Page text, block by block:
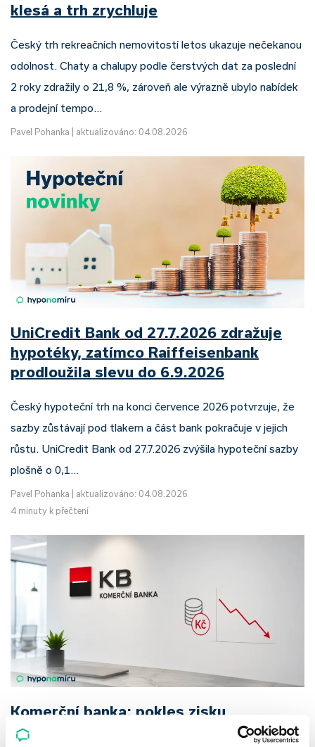
klesá a trh zrychluje
Český trh rekreačních nemovitostí letos ukazuje nečekanou
odolnost. Chaty a chalupy podle čerstvých dat za poslední
2 roky zdražily o 21,8 %, zároveň ale výrazně ubylo nabídek
a prodejní tempo…
Pavel Pohanka aktualizováno: 04.08.2026
UniCredit Bank od 27.7.2026 zdražuje
hypotéky, zatímco Raiffeisenbank
prodloužila slevu do 6.9.2026
Český hypoteční trh na konci července 2026 potvrzuje, že
sazby zůstávají pod tlakem a část bank pokračuje v jejich
růstu. UniCredit Bank od 27.7.2026 zvýšila hypoteční sazby
plošně o 0,1…
Pavel Pohanka
aktualizováno: 04.08.2026
4 minuty k přečtení
Komerční banka: pokles zisku
neznamená slabší banku